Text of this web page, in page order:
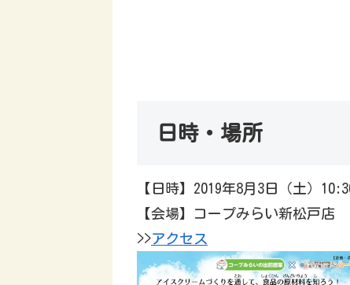
日時・場所
【日時】2019年8月3日（土）
【会場】コープみらい新松戸
>>アクセス